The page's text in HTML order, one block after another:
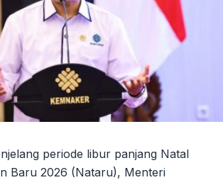
periode libur panjang Natal
Baru 2026 (Nataru), Menteri